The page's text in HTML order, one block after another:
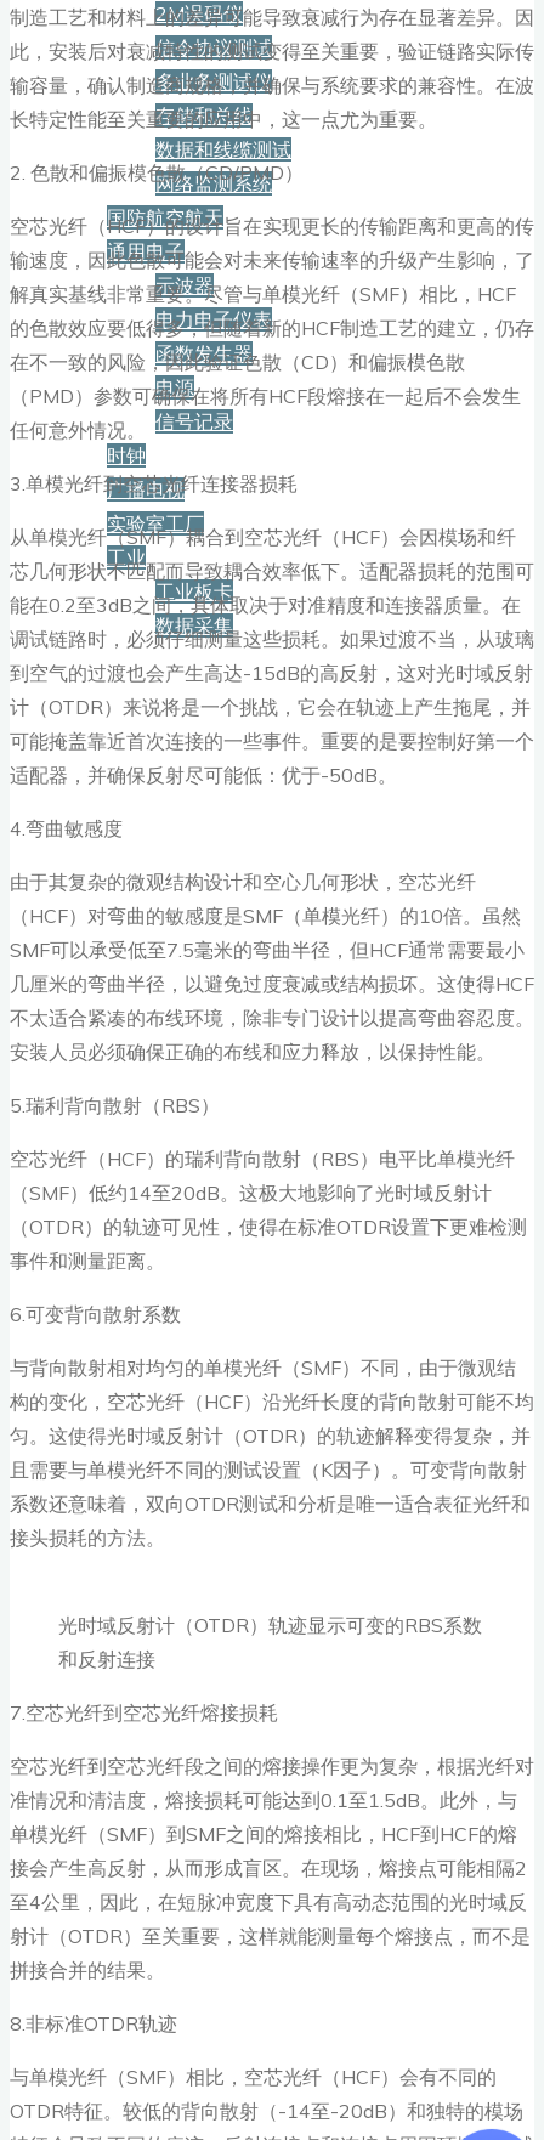
2M误码仪
信令协议测试
多业务测试仪
存储和总线
数据和线缆测试
网络监测系统
国防航空航天
通用电子
示波器
电力电子仪表
函数发生器
电源
信号记录
时钟
广播电视
实验室工厂
工业
工业板卡
数据采集
服务+保障
资源下载
新闻
博客
制造工艺和材料上的差异可能导致衰减行为存在显著差异。因
此，安装后对衰减特性的测试变得至关重要，验证链路实际传
输容量，确认制造商规格，并确保与系统要求的兼容性。在波
长特定性能至关重要的应用中，这一点尤为重要。
2. 色散和偏振模色散（CD/PMD）
空芯光纤（HCF）的设计旨在实现更长的传输距离和更高的传
输速度，因此色散可能会对未来传输速率的升级产生影响，了
解真实基线非常重要。尽管与单模光纤（SMF）相比，HCF
的色散效应要低得多，但随着新的HCF制造工艺的建立，仍存
在不一致的风险，因此验证色散（CD）和偏振模色散
（PMD）参数可确保在将所有HCF段熔接在一起后不会发生
任何意外情况。
3.单模光纤到空芯光纤连接器损耗
从单模光纤（SMF）耦合到空芯光纤（HCF）会因模场和纤
芯几何形状不匹配而导致耦合效率低下。适配器损耗的范围可
能在0.2至3dB之间，具体取决于对准精度和连接器质量。在
调试链路时，必须仔细测量这些损耗。如果过渡不当，从玻璃
到空气的过渡也会产生高达-15dB的高反射，这对光时域反射
计（OTDR）来说将是一个挑战，它会在轨迹上产生拖尾，并
可能掩盖靠近首次连接的一些事件。重要的是要控制好第一个
适配器，并确保反射尽可能低：优于-50dB。
4.弯曲敏感度
由于其复杂的微观结构设计和空心几何形状，空芯光纤
（HCF）对弯曲的敏感度是SMF（单模光纤）的10倍。虽然
SMF可以承受低至7.5毫米的弯曲半径，但HCF通常需要最小
几厘米的弯曲半径，以避免过度衰减或结构损坏。这使得HCF
不太适合紧凑的布线环境，除非专门设计以提高弯曲容忍度。
安装人员必须确保正确的布线和应力释放，以保持性能。
5.瑞利背向散射（RBS）
空芯光纤（HCF）的瑞利背向散射（RBS）电平比单模光纤
（SMF）低约14至20dB。这极大地影响了光时域反射计
（OTDR）的轨迹可见性，使得在标准OTDR设置下更难检测
事件和测量距离。
6.可变背向散射系数
与背向散射相对均匀的单模光纤（SMF）不同，由于微观结
构的变化，空芯光纤（HCF）沿光纤长度的背向散射可能不均
匀。这使得光时域反射计（OTDR）的轨迹解释变得复杂，并
且需要与单模光纤不同的测试设置（K因子）。可变背向散射
系数还意味着，双向OTDR测试和分析是唯一适合表征光纤和
接头损耗的方法。
光时域反射计（OTDR）轨迹显示可变的RBS系数
和反射连接
7.空芯光纤到空芯光纤熔接损耗
空芯光纤到空芯光纤段之间的熔接操作更为复杂，根据光纤对
准情况和清洁度，熔接损耗可能达到0.1至1.5dB。此外，与
单模光纤（SMF）到SMF之间的熔接相比，HCF到HCF的熔
接会产生高反射，从而形成盲区。在现场，熔接点可能相隔2
至4公里，因此，在短脉冲宽度下具有高动态范围的光时域反
射计（OTDR）至关重要，这样就能测量每个熔接点，而不是
拼接合并的结果。
8.非标准OTDR轨迹
与单模光纤（SMF）相比，空芯光纤（HCF）会有不同的
OTDR特征。较低的背向散射（-14至-20dB）和独特的模场